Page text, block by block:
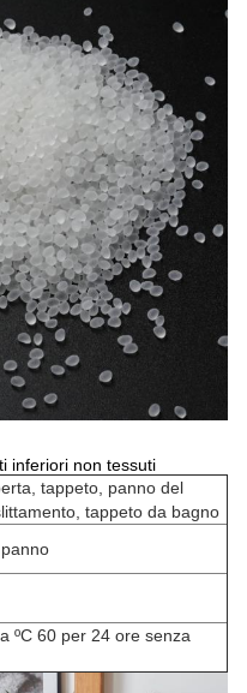
inferiori non tessuti
tappeto, panno del
tappeto da bagno
ºC 60 per 24 ore senza